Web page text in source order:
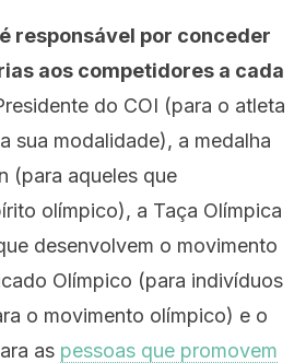
é responsável por conceder
aos competidores a cada
do COI (para o atleta
sua modalidade), a medalha
(para aqueles que
olímpico), a Taça Olímpica
desenvolvem o movimento
Olímpico (para indivíduos
o movimento olímpico) e o
as pessoas que promovem